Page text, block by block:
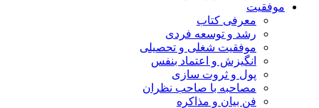
موفقیت
معرفی کتاب
رشد و توسعه فردی
موفقیت شغلی و تحصیلی
انگیزش و اعتماد بنفس
پول و ثروت سازی
مصاحبه با صاحب نظران
فن بیان و مذاکره